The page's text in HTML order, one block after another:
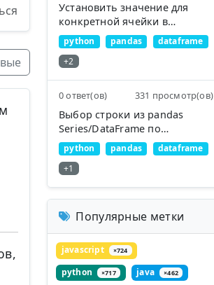
Установить значение для
конкретной ячейки в
DataFrame pandas с
использованием индекса
python pandas
dataframe
+2
0 ответ(ов) 331 просмотр(ов)
Выбор строки из pandas
Series/DataFrame по
целочисленному индексу
python pandas
dataframe
+1
Популярные метки
javascript ×724
python ×717 java ×462